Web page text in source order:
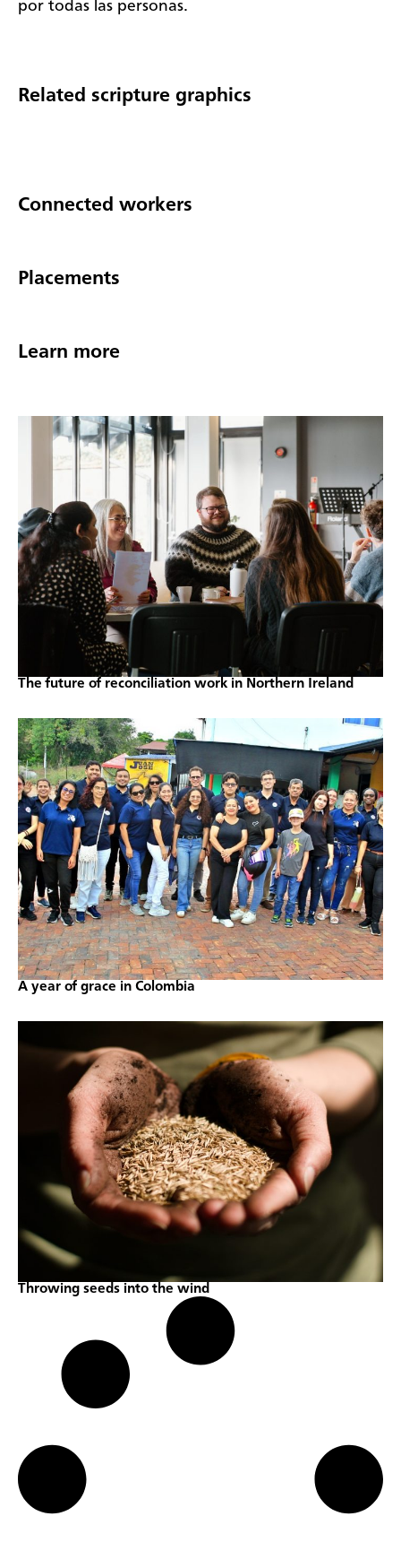
por todas las personas.
Related scripture graphics
Connected workers
Placements
Learn more
The future of reconciliation work in Northern Ireland
A year of grace in Colombia
Throwing seeds into the wind